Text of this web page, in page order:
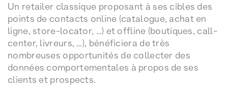
Un retailer classique proposant à ses cibles des
points de contacts online (catalogue, achat en
ligne, store-locator, …) et offline (boutiques, call-
center, livreurs, …), bénéficiera de très
nombreuses opportunités de collecter des
données comportementales à propos de ses
clients et prospects.